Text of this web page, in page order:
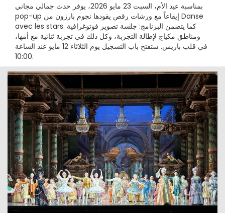
بمناسبة عيد الأم، السبت 23 مايو 2026، يوفر حدث جمالي مجاني
pop-up إيقاعاً مع ورشات رقص يقودها نجوم بارزون من Danse
avec les stars. كما يتضمن البرنامج: جلسة تصوير فوتوغرافية
ومناطق مكياج لإطالة التجربة، وكل ذلك في تجربة ثنائية مع أمها،
في قلب باريس. ستفتح باب التسجيل يوم الثلاثاء 12 مايو عند الساعة
10:00.